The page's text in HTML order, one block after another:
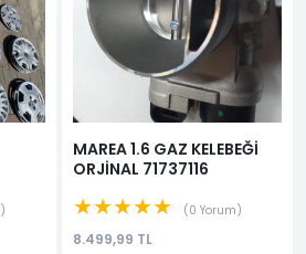
MAREA 1.6 GAZ KELEBEĞİ
ORJİNAL 71737116
★★★★★ 0 Yorum
8.499,99 TL